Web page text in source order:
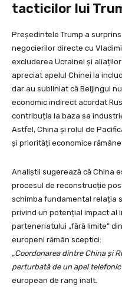
tacticilor lui
Președintele Trump a
negocierilor directe cu
excluderea Ucrainei și
apreciat apelul Chinei la
dar au subliniat că Beijingul
economic indirect acordat
contribuția la baza sa
Astfel, China și rolul de
și priorități economice
Analiștii sugerează că China
procesul de reconstrucție
schimba fundamental relația
privind un potențial impact al
parteneriatului „fără limite”
europeni rămân sceptici:
„Coordonarea dintre China și
perturbată de un apel telefonic
european de rang înalt.